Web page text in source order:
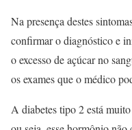
Na presença destes
confirmar o diagnóstico e
o excesso de açúcar no
os exames que o médico
A diabetes tipo 2 está